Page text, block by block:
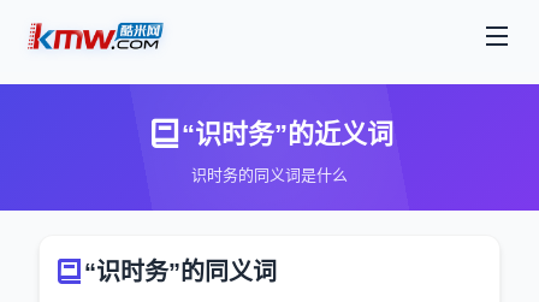
“识时务”的近义词
识时务的同义词是什么
“识时务”的同义词